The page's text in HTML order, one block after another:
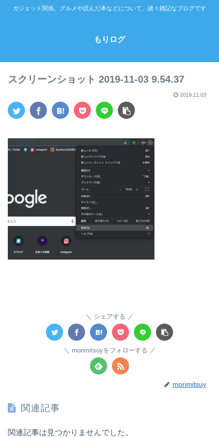
ガジェット関係、グルメや読んだ本などについて、諸々雑記なブログです
もりログ
スクリーンショット 2019-11-03 9.54.37
2019.11.03
シェアする
morimitsuyをフォローする
morimitsuy
関連記事
関連記事は見つかりませんでした。